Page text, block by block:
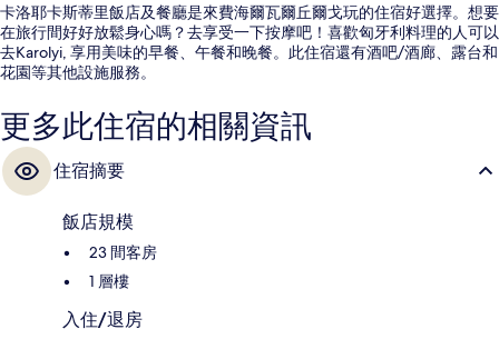
卡洛耶卡斯蒂里飯店及餐廳是來費海爾瓦爾丘爾戈玩的住宿好選擇。想要
在旅行間好好放鬆身心嗎？去享受一下按摩吧！喜歡匈牙利料理的人可以
去Karolyi, 享用美味的早餐、午餐和晚餐。此住宿還有酒吧/酒廊、露台和
花園等其他設施服務。
更多此住宿的相關資訊
住宿摘要
飯店規模
23 間客房
1 層樓
入住/退房